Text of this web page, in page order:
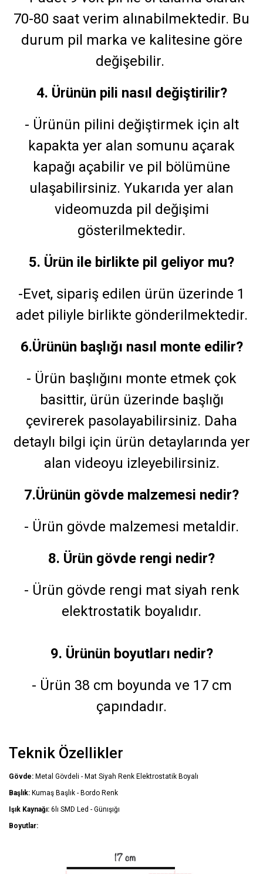
70-80 saat verim alınabilmektedir. Bu
durum pil marka ve kalitesine göre
değişebilir.
4. Ürünün pili nasıl değiştirilir?
- Ürünün pilini değiştirmek için alt
kapakta yer alan somunu açarak
kapağı açabilir ve pil bölümüne
ulaşabilirsiniz. Yukarıda yer alan
videomuzda pil değişimi
gösterilmektedir.
5. Ürün ile birlikte pil geliyor mu?
-Evet, sipariş edilen ürün üzerinde 1
adet piliyle birlikte gönderilmektedir.
6.Ürünün başlığı nasıl monte edilir?
- Ürün başlığını monte etmek çok
basittir, ürün üzerinde başlığı
çevirerek pasolayabilirsiniz. Daha
detaylı bilgi için ürün detaylarında yer
alan videoyu izleyebilirsiniz.
7.Ürünün gövde malzemesi nedir?
- Ürün gövde malzemesi metaldir.
8. Ürün gövde rengi nedir?
- Ürün gövde rengi mat siyah renk
elektrostatik boyalıdır.
9. Ürünün boyutları nedir?
- Ürün 38 cm boyunda ve 17 cm
çapındadır.
Teknik Özellikler
Gövde: Metal Gövdeli - Mat Siyah Renk Elektrostatik Boyalı
Başlık: Kumaş Başlık - Bordo Renk
Işık Kaynağı: 6lı SMD Led - Günışığı
Boyutlar: